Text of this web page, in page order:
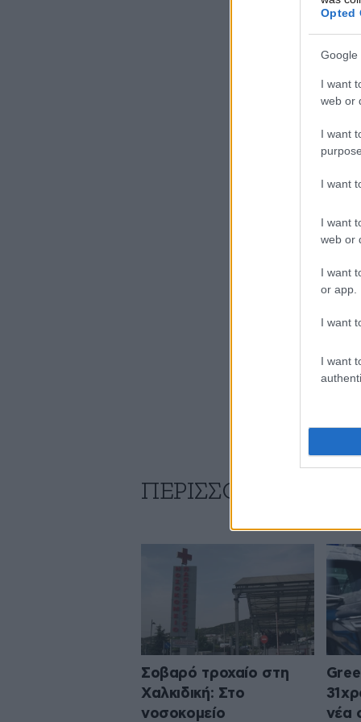
Opted
Google
I want
web or
I want
I want
I want
web or
I want
or app.
I want
I want
ΠΕΡΙΣΣΟΤΕΡΑ
Σοβαρό τροχαίο στη
Χαλκιδική: Στο
νοσοκομείο
νέα